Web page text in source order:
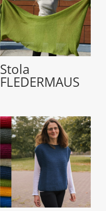
Stola
FLEDERMAUS